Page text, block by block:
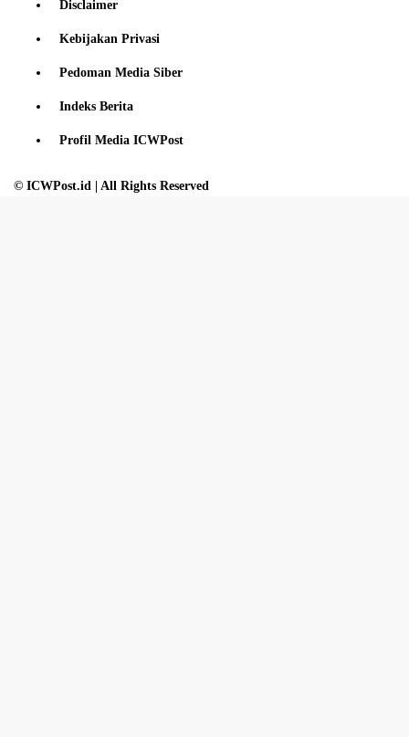
Disclaimer
Kebijakan Privasi
Pedoman Media Siber
Indeks Berita
Profil Media ICWPost
© ICWPost.id | All Rights Reserved